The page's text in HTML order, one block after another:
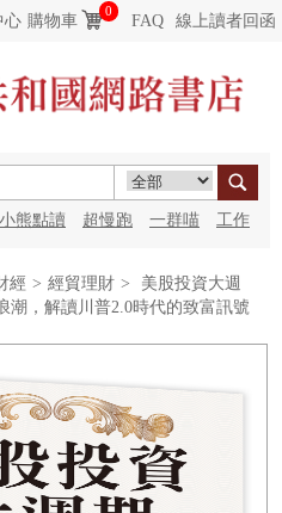
心 購物車
0
FAQ 線上讀者回函
小熊點讀 超慢跑 一群喵 工作
經 > 經貿理財 >
美股投資大週
，解讀川普2.0時代的致富訊號